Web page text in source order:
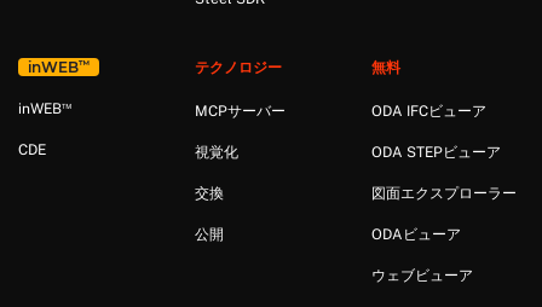
inWEB™
inWEB™
CDE
テクノロジー
MCPサーバー
視覚化
交換
公開
無料
ODA IFCビューア
ODA STEPビューア
図面エクスプローラー
ODAビューア
ウェブビューア